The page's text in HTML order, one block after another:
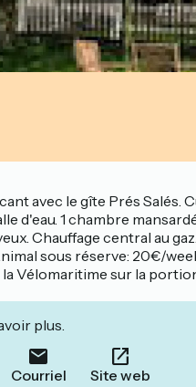
avec le gîte Prés
d'eau. 1 chambre
Chauffage central au
sous réserve: 20€/
la Vélomaritime sur la
plus.
Courriel Site web